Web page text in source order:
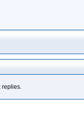
replies.